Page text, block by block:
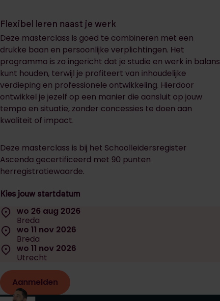
Flexibel leren naast je werk
Deze masterclass is goed te combineren met een
drukke baan en persoonlijke verplichtingen. Het
programma is zo ingericht dat je studie en werk in balans
kunt houden, terwijl je profiteert van inhoudelijke
verdieping en professionele ontwikkeling. Hierdoor
ontwikkel je jezelf op een manier die aansluit op jouw
tempo en situatie, zonder concessies te doen aan
kwaliteit of impact.
Deze masterclass is bij het Schoolleidersregister
Ascenda gecertificeerd met 90 punten
herregistratiewaarde.
Kies jouw startdatum
Selecteer een startdatum:
Datum:
wo 26 aug 2026
Locatie:
Breda
Datum:
wo 11 nov 2026
Locatie:
Breda
Datum:
wo 11 nov 2026
Locatie:
Utrecht
Aanmelden